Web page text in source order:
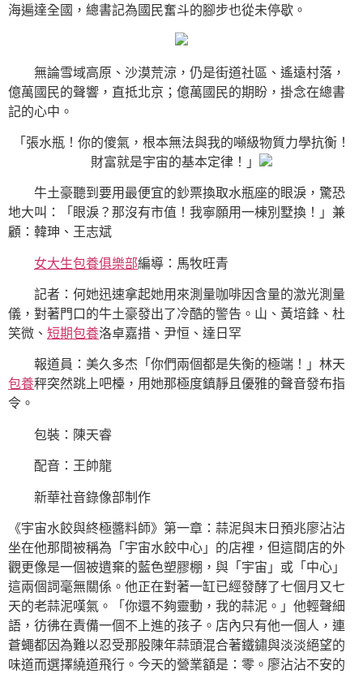
海遍達全國，總書記為國民奮斗的腳步也從未停歇。
無論雪域高原、沙漠荒涼，仍是街道社區、遙遠村落，
億萬國民的聲響，直抵北京；億萬國民的期盼，掛念在總書
記的心中。
「張水瓶！你的傻氣，根本無法與我的噸級物質力學抗衡！
財富就是宇宙的基本定律！」
牛土豪聽到要用最便宜的鈔票換取水瓶座的眼淚，驚恐
地大叫：「眼淚？那沒有市值！我寧願用一棟別墅換！」兼
顧：韓珅、王志斌
女大生包養俱樂部編導：馬牧旺青
記者：何她迅速拿起她用來測量咖啡因含量的激光測量
儀，對著門口的牛土豪發出了冷酷的警告。山、黃培鋒、杜
笑微、 短期包養洛卓嘉措、尹恒、達日罕
報道員：美久多杰「你們兩個都是失衡的極端！」林天
包養秤突然跳上吧檯，用她那極度鎮靜且優雅的聲音發布指
令。
包裝：陳天睿
配音：王帥龍
新華社音錄像部制作
《宇宙水餃與終極醬料師》第一章：蒜泥與末日預兆廖沾沾
坐在他那間被稱為「宇宙水餃中心」的店裡，但這間店的外
觀更像是一個被遺棄的藍色塑膠棚，與「宇宙」或「中心」
這兩個詞毫無關係。他正在對著一缸已經發酵了七個月又七
天的老蒜泥嘆氣。「你還不夠靈動，我的蒜泥。」他輕聲細
語，彷彿在責備一個不上進的孩子。店內只有他一個人，連
蒼蠅都因為難以忍受那股陳年蒜頭混合著鐵鏽與淡淡絕望的
味道而選擇繞道飛行。今天的營業額是：零。廖沾沾不安的